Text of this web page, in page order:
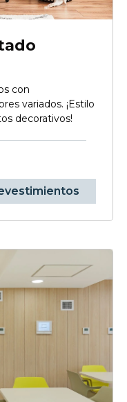
con
variados. ¡Estilo
decorativos!